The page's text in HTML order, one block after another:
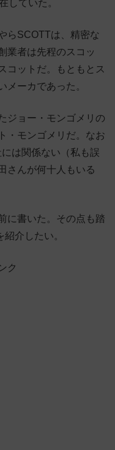
していた。
らSCOTTは、精密な
業者は先程のスコッ
コットだ。もともとス
メーカであった。
ジョー・モンゴメリの
・モンゴメリだ。なお
は関係ない（私も誤
さんが何十人もいる
に書いた。その点も踏
介したい。
ク